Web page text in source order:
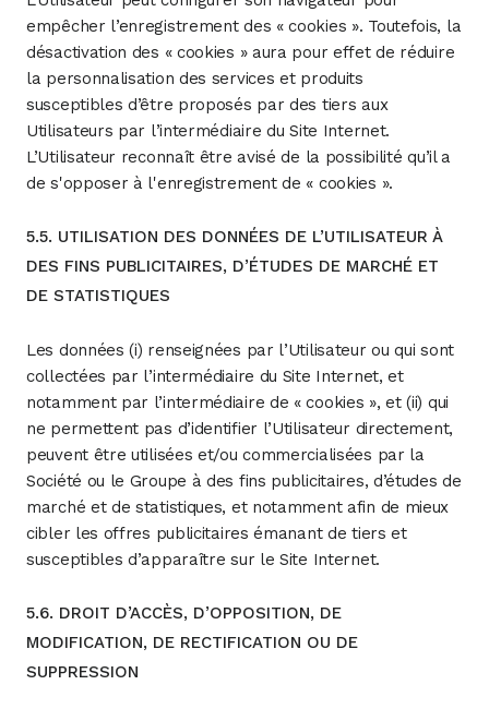
empêcher l’enregistrement des « cookies ». Toutefois, la
désactivation des « cookies » aura pour effet de réduire
la personnalisation des services et produits
susceptibles d’être proposés par des tiers aux
Utilisateurs par l’intermédiaire du Site Internet.
L’Utilisateur reconnaît être avisé de la possibilité qu’il a
de s'opposer à l'enregistrement de « cookies ».
5.5. UTILISATION DES DONNÉES DE L’UTILISATEUR À
DES FINS PUBLICITAIRES, D’ÉTUDES DE MARCHÉ ET
DE STATISTIQUES
Les données (i) renseignées par l’Utilisateur ou qui sont
collectées par l’intermédiaire du Site Internet, et
notamment par l’intermédiaire de « cookies », et (ii) qui
ne permettent pas d’identifier l’Utilisateur directement,
peuvent être utilisées et/ou commercialisées par la
Société ou le Groupe à des fins publicitaires, d’études de
marché et de statistiques, et notamment afin de mieux
cibler les offres publicitaires émanant de tiers et
susceptibles d’apparaître sur le Site Internet.
5.6. DROIT D’ACCÈS, D’OPPOSITION, DE
MODIFICATION, DE RECTIFICATION OU DE
SUPPRESSION